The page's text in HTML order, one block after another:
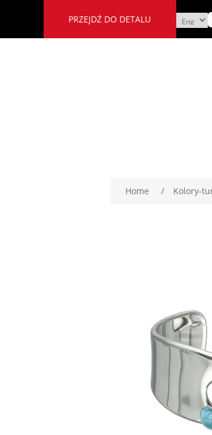
PRZEJDŹ DO DETALU
Home / Kolory-